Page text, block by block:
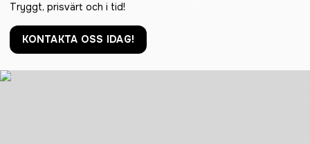
Tryggt, prisvärt och i tid!
KONTAKTA OSS IDAG!